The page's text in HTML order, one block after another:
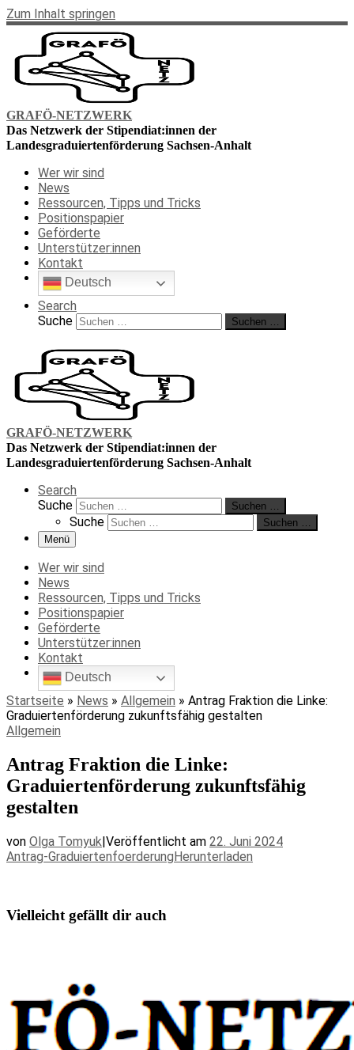
Zum Inhalt springen
GRAFÖ-NETZWERK
Das Netzwerk der Stipendiat:innen der
Landesgraduiertenförderung Sachsen-Anhalt
Wer wir sind
News
Ressourcen, Tipps und Tricks
Positionspapier
Geförderte
Unterstützer:innen
Kontakt
Deutsch
Search
Suche
Suchen …
GRAFÖ-NETZWERK
Das Netzwerk der Stipendiat:innen der
Landesgraduiertenförderung Sachsen-Anhalt
Search
Suche
Suchen …
Suche
Suchen …
Menü
Wer wir sind
News
Ressourcen, Tipps und Tricks
Positionspapier
Geförderte
Unterstützer:innen
Kontakt
Deutsch
Startseite » News » Allgemein » Antrag Fraktion die Linke:
Graduiertenförderung zukunftsfähig gestalten
Allgemein
Antrag Fraktion die Linke:
Graduiertenförderung zukunftsfähig
gestalten
von Olga Tomyuk|Veröffentlicht am 22. Juni 2024
Antrag-GraduiertenfoerderungHerunterladen
Vielleicht gefällt dir auch